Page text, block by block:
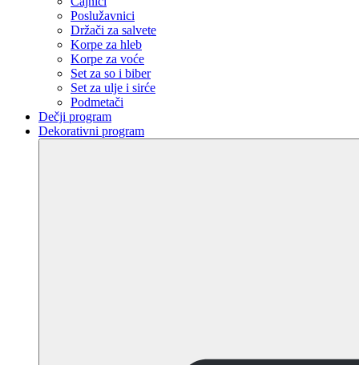
Poslužavnici
Držači za salvete
Korpe za hleb
Korpe za voće
Set za so i biber
Set za ulje i sirće
Podmetači
Dečji program
Dekorativni program